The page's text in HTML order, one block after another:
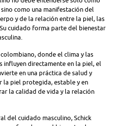
como una manifestación del
y de la relación entre la piel, las
cuidado forma parte del bienestar
donde el clima y las
influyen directamente en la piel, el
en una práctica de salud y
la piel protegida, estable y en
la calidad de vida y la relación
del cuidado masculino, Schick